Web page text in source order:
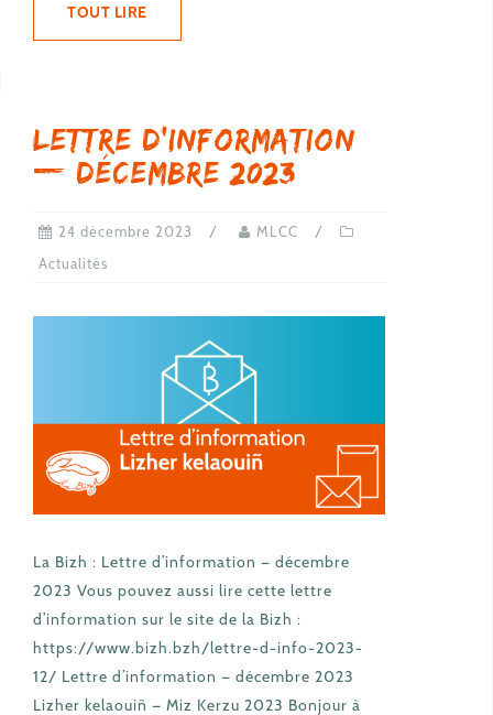
TOUT LIRE
Lettre d’information
— décembre 2023
24 décembre 2023
MLCC
Actualités
La Bizh : Lettre d’information — décembre
2023 Vous pouvez aussi lire cette lettre
d’information sur le site de la Bizh :
https://www.bizh.bzh/lettre-d-info-2023-
12/ Lettre d’information — décembre 2023
Lizher kelaouiñ — Miz Kerzu 2023 Bonjour à